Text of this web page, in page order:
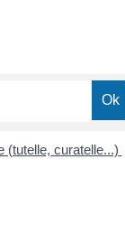
(tutelle, curatelle...)